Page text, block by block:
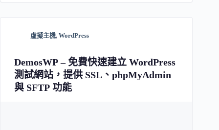
虛擬主機, WordPress
DemosWP – 免費快速建立 WordPress
測試網站，提供 SSL、phpMyAdmin
與 SFTP 功能